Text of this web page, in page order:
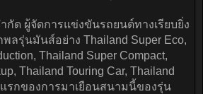
กัด ผู้จัดการแข่งขันรถยนต์ทางเรียบยิ่ง
ลรุ่นมันส์อย่าง Thailand Super Eco,
Thailand Super Compact,
Thailand Touring Car, Thailand
รกของการมาเยือนสนามนี้ของรุ่น